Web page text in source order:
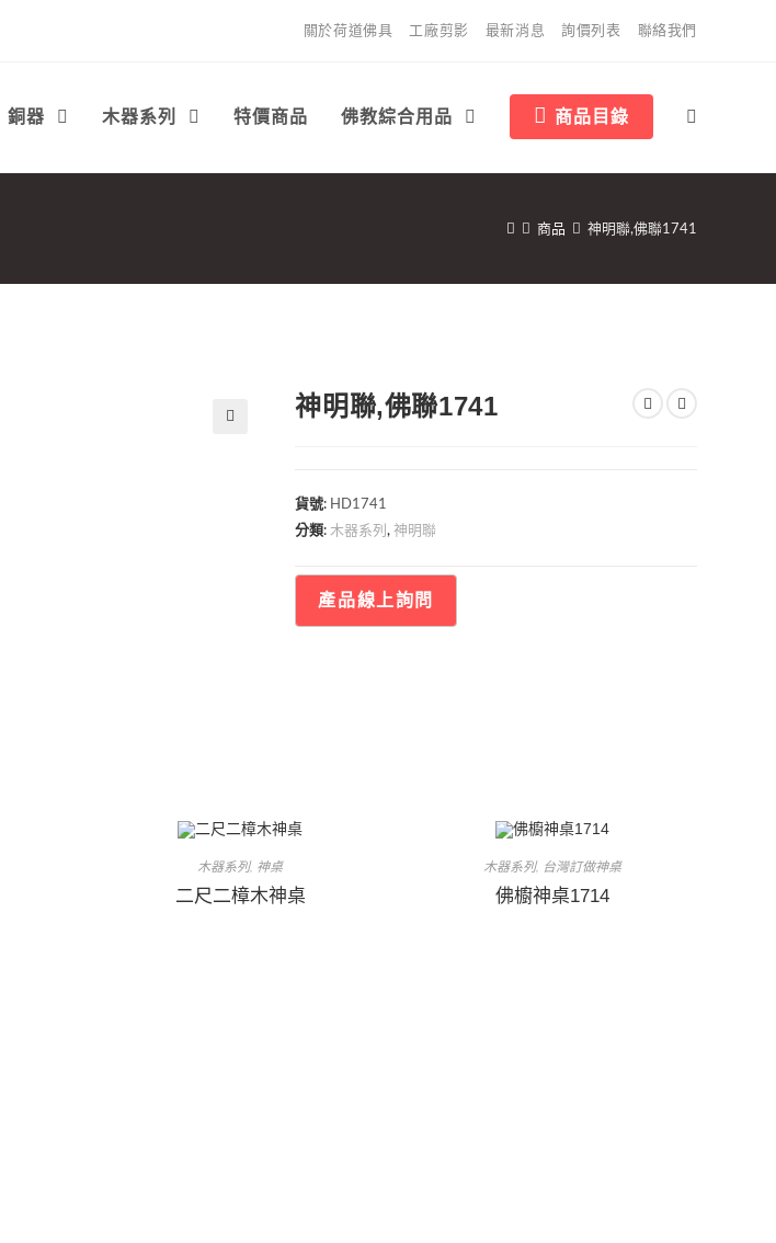
關於荷道佛具 工廠剪影 最新消息 詢價列表 聯絡我們
銅器 木器系列 特價商品 佛教綜合用品 商品目錄
商品 神明聯,佛聯1741
神明聯,佛聯1741
貨號: HD1741
分類:木器系列,神明聯
木器系列, 神桌
二尺二樟木神桌
木器系列, 台灣訂做神桌
佛櫥神桌1714